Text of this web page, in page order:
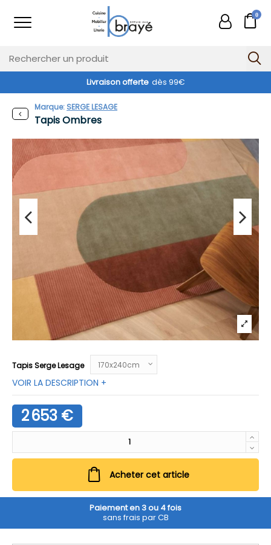
0
Livraison offerte dès 99€
Tapis Ombres
Marque: SERGE LESAGE
Tapis Serge Lesage
VOIR LA DESCRIPTION +
2 653 €
Acheter cet article
Paiement en 3 ou 4 fois
sans frais par CB